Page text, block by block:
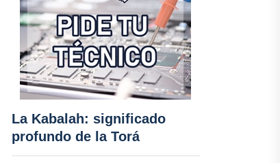
La Kabalah: significado
profundo de la Torá